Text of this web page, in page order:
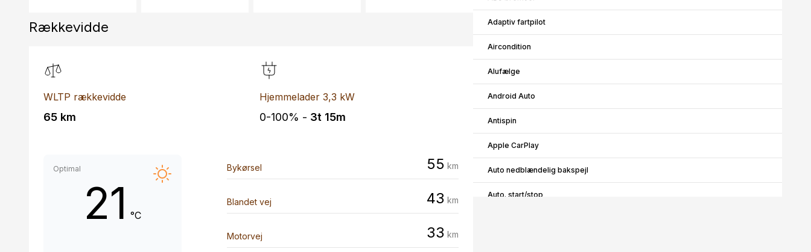
Rækkevidde
WLTP rækkevidde
65 km
Hjemmelader 3,3 kW
0-100% - 3t 15m
Optimal
21 °C
Bykørsel 55 km
Blandet vej 43 km
Motorvej 33 km
Adaptiv fartpilot
Aircondition
Alufælge
Android Auto
Antispin
Apple CarPlay
Auto nedblændelig bakspejl
Auto. start/stop